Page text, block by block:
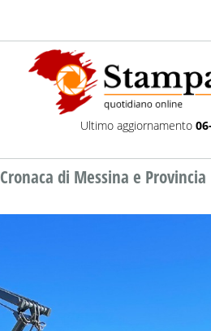
Ultimo aggiornamento
Cronaca di Messina e Provincia